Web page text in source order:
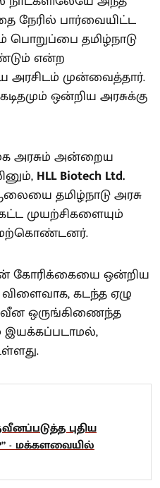
நேரில் பார்வையிட்ட
தமிழ்நாடு
என்ற
அரசிடம் முன்வைத்தார்.
ஒன்றிய அரசுக்கு
அரசும் அன்றைய
HLL Biotech Ltd.
தமிழ்நாடு அரசு
முயற்சிகளையும்
கோரிக்கையை ஒன்றிய
கடந்த ஏழு
ஒருங்கிணைந்த
இயக்கப்படாமல்,
புதிய
- மக்களவையில்